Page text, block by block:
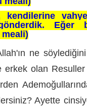
Eğer
meali)
ne
olan
Ayette